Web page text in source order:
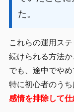
た。
これらの運用ス
続けられる方法
でも、途中でや
特に初心者のうち
感情を排除して